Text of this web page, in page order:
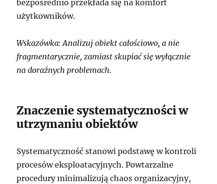
bezpośrednio przekłada się na komfort
użytkowników.
Wskazówka: Analizuj obiekt całościowo, a nie
fragmentarycznie, zamiast skupiać się wyłącznie
na doraźnych problemach.
Znaczenie systematyczności w
utrzymaniu obiektów
Systematyczność stanowi podstawę w kontroli
procesów eksploatacyjnych. Powtarzalne
procedury minimalizują chaos organizacyjny,